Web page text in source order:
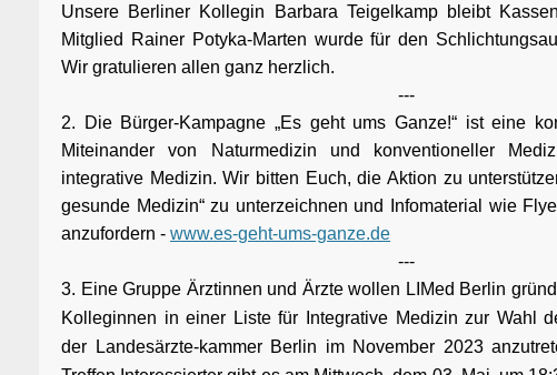
Unsere Berliner Kollegin Barbara Teigelkamp bleibt
Mitglied Rainer Potyka-Marten wurde für den
Wir gratulieren allen ganz herzlich.
---
2. Die Bürger-Kampagne „Es geht ums Ganze!“ ist eine
Miteinander von Naturmedizin und konventioneller
integrative Medizin. Wir bitten Euch, die Aktion zu
gesunde Medizin“ zu unterzeichnen und Infomaterial wie
anzufordern - www.es-geht-ums-ganze.de
---
3. Eine Gruppe Ärztinnen und Ärzte wollen LIMed Berlin
Kolleginnen in einer Liste für Integrative Medizin zur Wahl
der Landesärzte-kammer Berlin im November 2023